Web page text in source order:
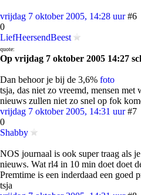
vrijdag 7 oktober 2005, 14:28 uur #6
0
LiefHeersendBeest
quote:
Op vrijdag 7 oktober 2005 14:27
Dan behoor je bij de 3,6% foto
tsja, das niet zo vreemd, mensen met
nieuws zullen niet zo snel op fok
vrijdag 7 oktober 2005, 14:31 uur #7
0
Shabby
NOS journaal is ook super traag als
nieuws. Wat rl4 in 10 min doet doet
Premtime is een inderdaad een goed
tsja